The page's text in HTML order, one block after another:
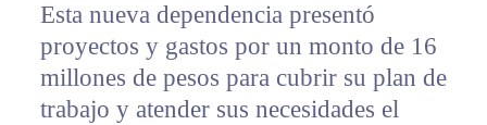
Esta nueva dependencia presentó
proyectos y gastos por un monto de 16
millones de pesos para cubrir su plan de
trabajo y atender sus necesidades el